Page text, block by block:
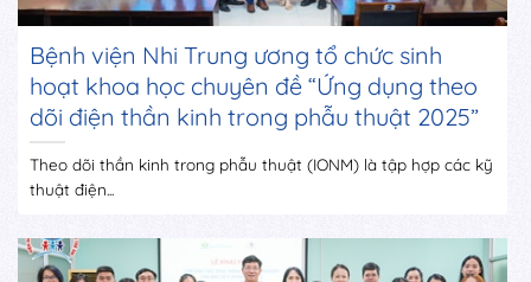
Bệnh viện Nhi Trung ương tổ chức sinh
hoạt khoa học chuyên đề “Ứng dụng theo
dõi điện thần kinh trong phẫu thuật 2025”
Theo dõi thần kinh trong phẫu thuật (IONM) là tập hợp các kỹ
thuật điện...